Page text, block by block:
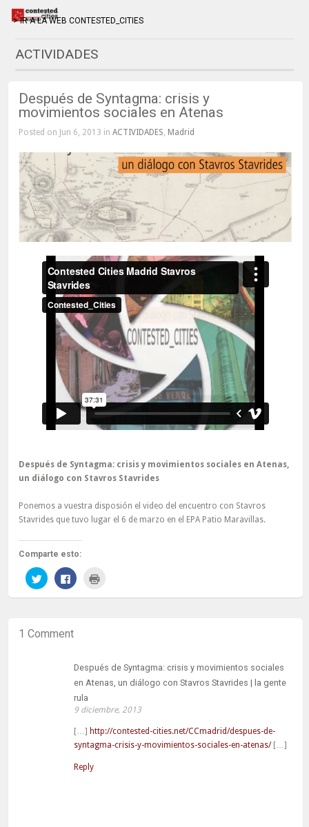
> IR A LA WEB CONTESTED_CITIES
ACTIVIDADES
Después de Syntagma: crisis y
movimientos sociales en Atenas
Posted on Jun 6, 2013 in ACTIVIDADES Madrid
Después de Syntagma: crisis y movimientos sociales en Atenas,
un diálogo con Stavros Stavrides
Ponemos a vuestra disposión el video del encuentro con Stavros
Stavrides que tuvo lugar el 6 de marzo en el EPA Patio Maravillas.
Comparte esto:
Haz
clic
para
compartir
abre
Haz
clic
compartir
abre
nueva)
imprimir
1 Comment
Después de Syntagma: crisis y movimientos sociales
en Atenas, un diálogo con Stavros Stavrides | la gente
rula
9 diciembre, 2013
[…] http://contested-cities.net/CCmadrid/despues-de-
syntagma-crisis-y-movimientos-sociales-en-atenas/[…]
Reply